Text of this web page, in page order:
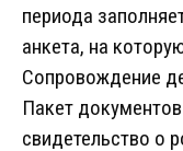
периода
анкета, на
Сопровождение
Пакет
свидетельство о